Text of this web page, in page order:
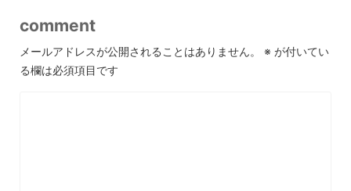
comment
メールアドレスが公開されることはありません。 ※ が付いてい
る欄は必須項目です